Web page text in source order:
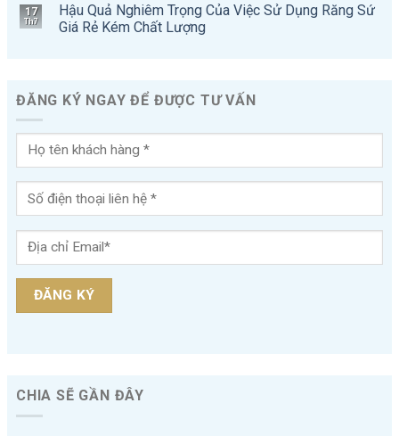
17
Th7
Hậu Quả Nghiêm Trọng Của Việc Sử Dụng Răng Sứ
Giá Rẻ Kém Chất Lượng
ĐĂNG KÝ NGAY ĐỂ ĐƯỢC TƯ VẤN
CHIA SẼ GẦN ĐÂY